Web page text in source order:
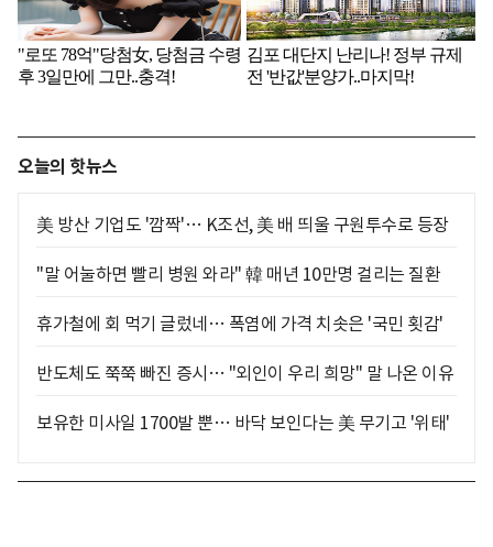
오늘의 핫뉴스
美 방산 기업도 '깜짝'… K조선, 美 배 띄울 구원투수로 등장
"말 어눌하면 빨리 병원 와라" 韓 매년 10만명 걸리는 질환
휴가철에 회 먹기 글렀네… 폭염에 가격 치솟은 '국민 횟감'
반도체도 쭉쭉 빠진 증시… "외인이 우리 희망" 말 나온 이유
보유한 미사일 1700발 뿐… 바닥 보인다는 美 무기고 '위태'